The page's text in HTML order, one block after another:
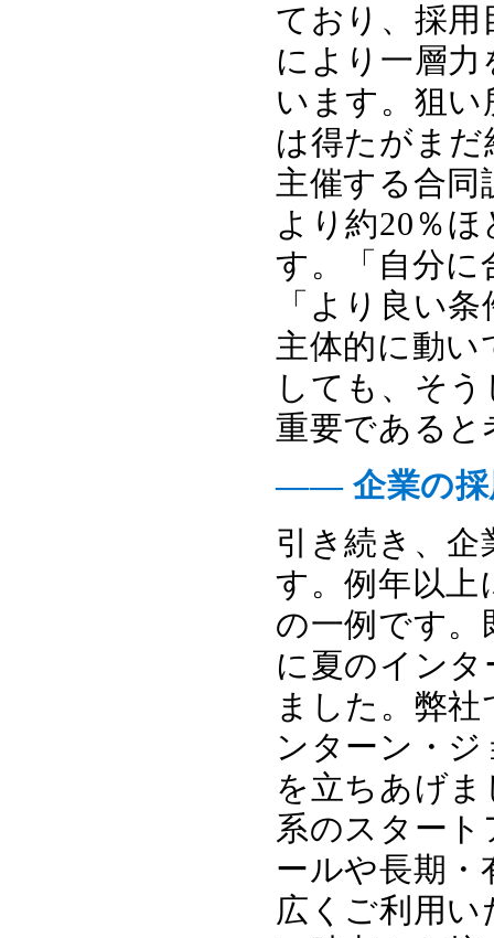
ており、採
により一層
います。狙
は得たがま
主催する合同
より約20％
す。「自分に
「より良い
主体的に動
しても、そ
重要である
―― 企業の採
引き続き、
す。例年以
の一例です。
に夏のイン
ました。弊
ンターン・
を立ちあげ
系のスター
ールや長期
広くご利用